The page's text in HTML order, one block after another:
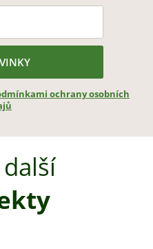
ochrany osobních